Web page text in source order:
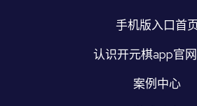
手机版入口首
认识开元棋app官
案例中心